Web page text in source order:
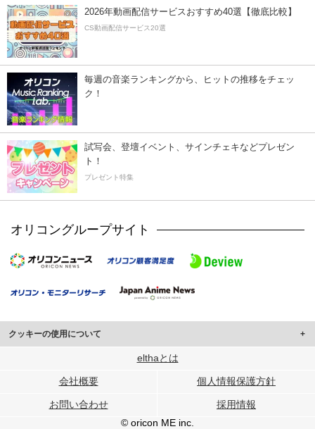
2026年動画配信サービスおすすめ40選【徹底比較】
CS動画配信サービス20選
毎週の音楽ランキングから、ヒットの推移をチェッ
ク！
試写会、登壇イベント、サインチェキなどプレゼン
ト！
プレゼント特集
オリコングループサイト
クッキーの使用について
このサイトでは Cookie を使用して、ユーザーに合わせたコンテンツや広告の
行っています。
メディアや広告配信、データ解析の各パートナーに提供しています。
各パートナーは、この情報とユーザーが各パートナーに提供した他の情報や、
elthaとは
会社概要 個人情報保護方針
お問い合わせ
採用情報
© oricon ME inc.